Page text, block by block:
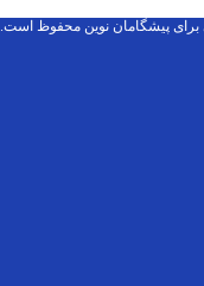
پیشگامان نوین محفوظ است.